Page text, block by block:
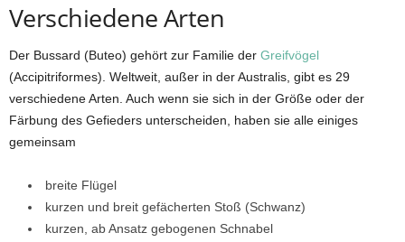
Verschiedene Arten
Der Bussard (Buteo) gehört zur Familie der Greifvögel
(Accipitriformes). Weltweit, außer in der Australis, gibt es 29
verschiedene Arten. Auch wenn sie sich in der Größe oder der
Färbung des Gefieders unterscheiden, haben sie alle einiges
gemeinsam
breite Flügel
kurzen und breit gefächerten Stoß (Schwanz)
kurzen, ab Ansatz gebogenen Schnabel